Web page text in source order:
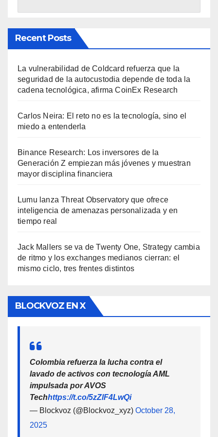
Recent Posts
La vulnerabilidad de Coldcard refuerza que la
seguridad de la autocustodia depende de toda la
cadena tecnológica, afirma CoinEx Research
Carlos Neira: El reto no es la tecnología, sino el
miedo a entenderla
Binance Research: Los inversores de la
Generación Z empiezan más jóvenes y muestran
mayor disciplina financiera
Lumu lanza Threat Observatory que ofrece
inteligencia de amenazas personalizada y en
tiempo real
Jack Mallers se va de Twenty One, Strategy cambia
de ritmo y los exchanges medianos cierran: el
mismo ciclo, tres frentes distintos
BLOCKVOZ EN X
Colombia refuerza la lucha contra el
lavado de activos con tecnología AML
impulsada por AVOS
Techhttps://t.co/5zZlF4LwQi
— Blockvoz (@Blockvoz_xyz) October 28,
2025